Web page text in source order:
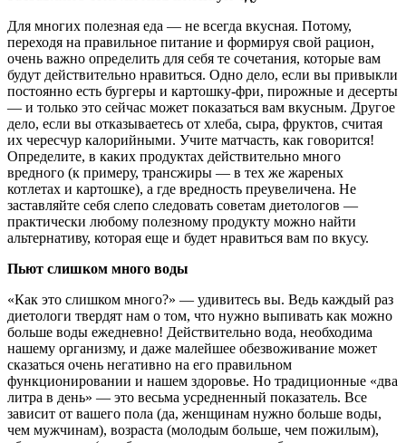
Для многих полезная еда — не всегда вкусная. Потому,
переходя на правильное питание и формируя свой рацион,
очень важно определить для себя те сочетания, которые вам
будут действительно нравиться. Одно дело, если вы привыкли
постоянно есть бургеры и картошку-фри, пирожные и десерты
— и только это сейчас может показаться вам вкусным. Другое
дело, если вы отказываетесь от хлеба, сыра, фруктов, считая
их чересчур калорийными. Учите матчасть, как говорится!
Определите, в каких продуктах действительно много
вредного (к примеру, трансжиры — в тех же жареных
котлетах и картошке), а где вредность преувеличена. Не
заставляйте себя слепо следовать советам диетологов —
практически любому полезному продукту можно найти
альтернативу, которая еще и будет нравиться вам по вкусу.
Пьют слишком много воды
«Как это слишком много?» — удивитесь вы. Ведь каждый раз
диетологи твердят нам о том, что нужно выпивать как можно
больше воды ежедневно! Действительно вода, необходима
нашему организму, и даже малейшее обезвоживание может
сказаться очень негативно на его правильном
функционировании и нашем здоровье. Но традиционные «два
литра в день» — это весьма усредненный показатель. Все
зависит от вашего пола (да, женщинам нужно больше воды,
чем мужчинам), возраста (молодым больше, чем пожилым),